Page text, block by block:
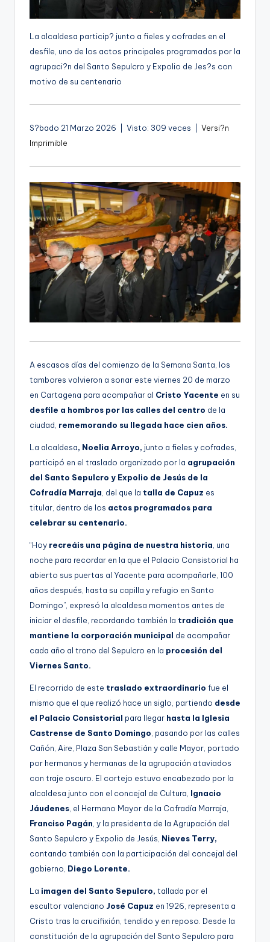
La alcaldesa particip? junto a fieles y cofrades en el
desfile, uno de los actos principales programados por la
agrupaci?n del Santo Sepulcro y Expolio de Jes?s con
motivo de su centenario
S?bado 21 Marzo 2026 | Visto: 309 veces | Versi?n
Imprimible
A escasos días del comienzo de la Semana Santa, los
tambores volvieron a sonar este viernes 20 de marzo
en Cartagena para acompañar al Cristo Yacente en su
desfile a hombros por las calles del centro de la
ciudad, rememorando su llegada hace cien años.
La alcaldesa, Noelia Arroyo, junto a fieles y cofrades,
participó en el traslado organizado por la agrupación
del Santo Sepulcro y Expolio de Jesús de la
Cofradía Marraja , del que la talla de Capuz es
titular, dentro de los actos programados para
celebrar su centenario.
“Hoy recreáis una página de nuestra historia , una
noche para recordar en la que el Palacio Consistorial ha
abierto sus puertas al Yacente para acompañarle, 100
años después, hasta su capilla y refugio en Santo
Domingo”, expresó la alcaldesa momentos antes de
iniciar el desfile, recordando también la tradición que
mantiene la corporación municipal de acompañar
cada año al trono del Sepulcro en la procesión del
Viernes Santo.
El recorrido de este traslado extraordinario fue el
mismo que el que realizó hace un siglo, partiendo desde
el Palacio Consistorial para llegar hasta la Iglesia
Castrense de Santo Domingo , pasando por las calles
Cañón, Aire, Plaza San Sebastián y calle Mayor, portado
por hermanos y hermanas de la agrupación ataviados
con traje oscuro. El cortejo estuvo encabezado por la
alcaldesa junto con el concejal de Cultura, Ignacio
Jáudenes , el Hermano Mayor de la Cofradía Marraja,
Franciso Pagán , y la presidenta de la Agrupación del
Santo Sepulcro y Expolio de Jesús, Nieves Terry,
contando también con la participación del concejal del
gobierno, Diego Lorente.
La imagen del Santo Sepulcro, tallada por el
escultor valenciano José Capuz en 1926, representa a
Cristo tras la crucifixión, tendido y en reposo. Desde la
constitución de la agrupación del Santo Sepulcro para